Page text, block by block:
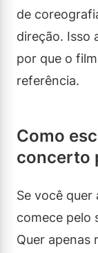
de
direção. Isso
por que o
referência.
Como
concerto
Se você
comece pelo
Quer apenas